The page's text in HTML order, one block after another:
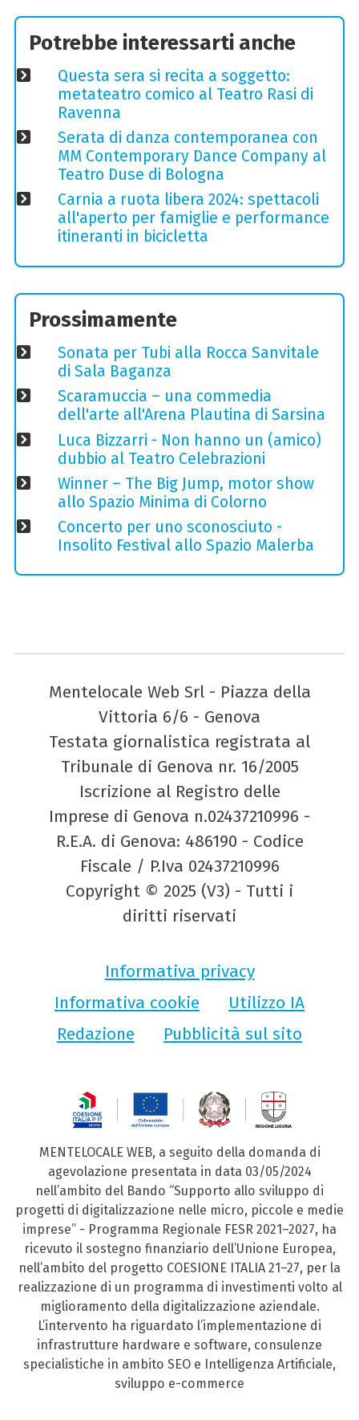
Potrebbe interessarti anche
Questa sera si recita a soggetto:
metateatro comico al Teatro Rasi di
Ravenna
Serata di danza contemporanea con
MM Contemporary Dance Company al
Teatro Duse di Bologna
Carnia a ruota libera 2024: spettacoli
all'aperto per famiglie e performance
itineranti in bicicletta
Prossimamente
Sonata per Tubi alla Rocca Sanvitale
di Sala Baganza
Scaramuccia – una commedia
dell'arte all'Arena Plautina di Sarsina
Luca Bizzarri - Non hanno un (amico)
dubbio al Teatro Celebrazioni
Winner – The Big Jump, motor show
allo Spazio Minima di Colorno
Concerto per uno sconosciuto -
Insolito Festival allo Spazio Malerba
Mentelocale Web Srl - Piazza della
Vittoria 6/6 - Genova
Testata giornalistica registrata al
Tribunale di Genova nr. 16/2005
Iscrizione al Registro delle
Imprese di Genova n.02437210996 -
R.E.A. di Genova: 486190 - Codice
Fiscale / P.Iva 02437210996
Copyright © 2025 (V3) - Tutti i
diritti riservati
Informativa privacy
Informativa cookie
Utilizzo IA
Redazione
Pubblicità sul sito
MENTELOCALE WEB, a seguito della domanda di
agevolazione presentata in data 03/05/2024
nell’ambito del Bando “Supporto allo sviluppo di
progetti di digitalizzazione nelle micro, piccole e medie
imprese” - Programma Regionale FESR 2021–2027, ha
ricevuto il sostegno finanziario dell’Unione Europea,
nell’ambito del progetto COESIONE ITALIA 21–27, per la
realizzazione di un programma di investimenti volto al
miglioramento della digitalizzazione aziendale.
L’intervento ha riguardato l’implementazione di
infrastrutture hardware e software, consulenze
specialistiche in ambito SEO e Intelligenza Artificiale,
sviluppo e-commerce